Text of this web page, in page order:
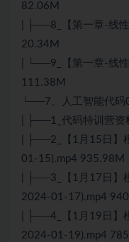
82.06M
| ├──8_【第一章-线
20.34M
| └──9_【第一章-线
111.38M
└──7、人工智能代码
| ├──1_代码特训营
| ├──2_【1月15日】
01-15).mp4 935.98M
| ├──3_【1月17日】
2024-01-17).mp4
| ├──4_【1月19日】
2024-01-19).mp4